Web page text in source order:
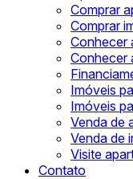
Comprar
Comprar
Conhecer
Conhecer
Imóveis
Imóveis
Venda de
Venda de
Visite
Contato